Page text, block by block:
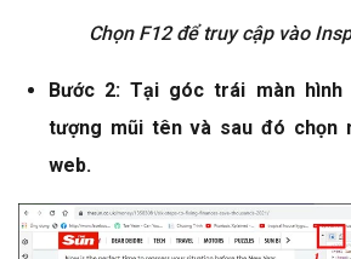
Chọn F12 để truy cập vào
Bước 2: Tại góc trái màn hình
tượng mũi tên và sau đó chọn
web.